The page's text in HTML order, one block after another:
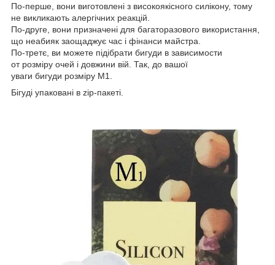
По-перше, вони виготовлені з високоякісного силікону, тому
не викликають алергічних реакцій.
По-друге, вони призначені для багаторазового використання,
що неабияк заощаджує час і фінанси майстра.
По-третє, ви можете підібрати бигуди в зависимости
от розміру очей і довжини вій. Так, до вашої
уваги бигуди розміру М1.
Бігуді упаковані в zip-пакеті.